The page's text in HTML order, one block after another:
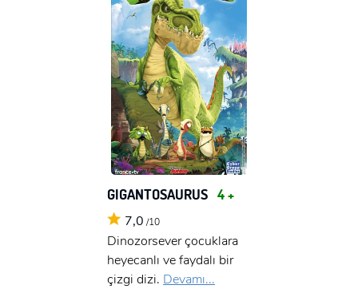
GIGANTOSAURUS 4 +
7,0 /10
Dinozorsever çocuklara
heyecanlı ve faydalı bir
çizgi dizi. Devamı...